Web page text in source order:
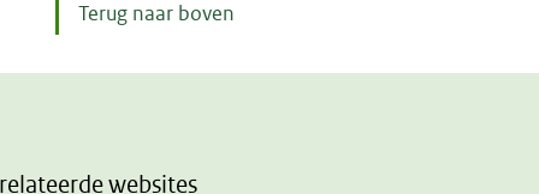
Terug naar boven
websites